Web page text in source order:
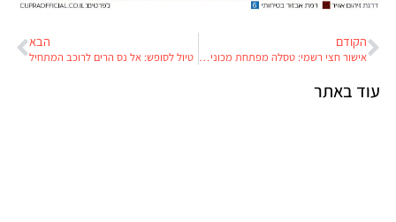
הקודם
אישור חצי רשמי: טסלה מפתחת מכונית ספורט קיצונית
הבא
טיול לסופש: אל נס הרים לרוכב המתחיל
עוד באתר